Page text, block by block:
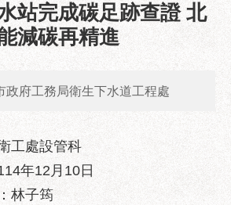
站完成碳足跡查證 北
減碳再精進
政府工務局衛生下水道工程處
工處設管科
年12月10日
林子筠